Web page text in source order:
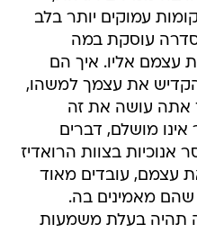
עמוקים יותר בלב
עוסקת במה
עצמם אליו. איך הם
את עצמך למשהו,
אתה עושה את זה
מושלם, דברים
אנוכיות בצוות הרואדיז
עצמם, עובדים מאוד
שהם מאמינים בה.
תהיה בעלת משמעות